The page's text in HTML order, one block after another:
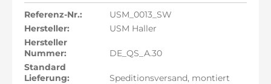
Referenz-Nr.:
USM_0013_SW
Hersteller:
USM Haller
Hersteller
Nummer:
DE_QS_A.30
Standard
Lieferung:
Speditionsversand, montiert